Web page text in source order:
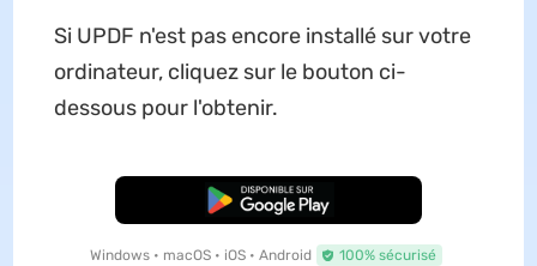
Si UPDF n'est pas encore installé sur votre
ordinateur, cliquez sur le bouton ci-
dessous pour l'obtenir.
TÉLÉCHARGER
Windows • macOS • iOS • Android 100% sécurisé